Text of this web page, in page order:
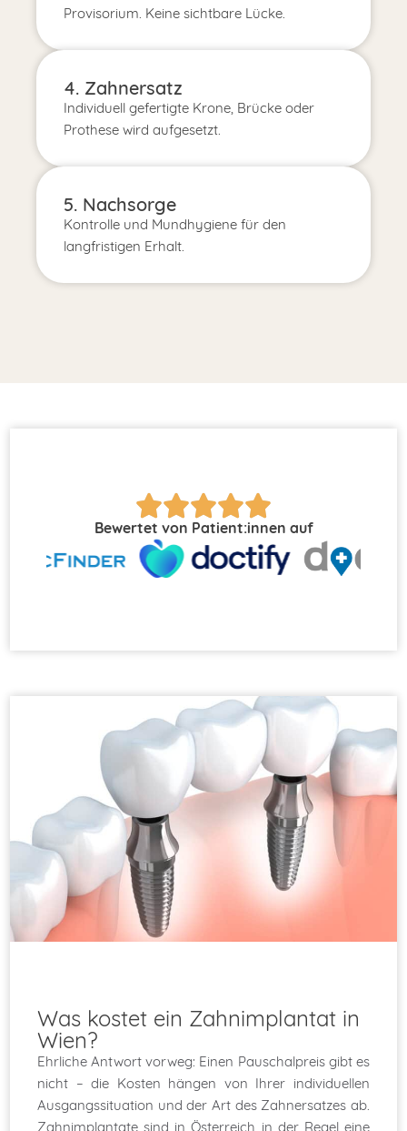
Provisorium. Keine sichtbare Lücke.
4. Zahnersatz
Individuell gefertigte Krone, Brücke oder
Prothese wird aufgesetzt.
5. Nachsorge
Kontrolle und Mundhygiene für den
langfristigen Erhalt.
Bewertet von Patient:innen auf
Was kostet ein Zahnimplantat in
Wien?
Ehrliche Antwort vorweg: Einen Pauschalpreis gibt es
nicht – die Kosten hängen von Ihrer individuellen
Ausgangssituation und der Art des Zahnersatzes ab.
Zahnimplantate sind in Österreich in der Regel eine